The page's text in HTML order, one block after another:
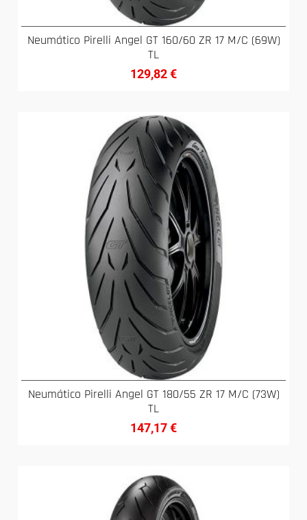
Neumático Pirelli Angel GT 160/60 ZR 17 M/C (69W)
TL
129,82€
Neumático Pirelli Angel GT 180/55 ZR 17 M/C (73W)
TL
147,17€